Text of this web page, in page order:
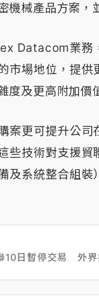
機械產品方案，
Datacom業務
市場地位，提供
度及更高附加價
案更可提升公司
些技術對支援貿
及系統整合組
10日暫停交易 外界